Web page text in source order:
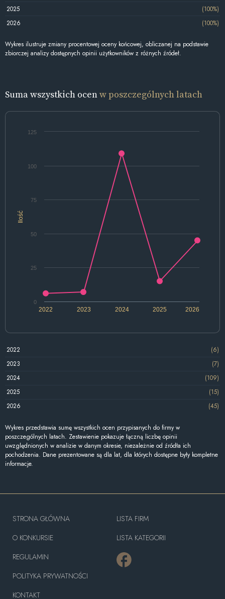
2025
(100%)
2026
(100%)
Wykres ilustruje zmiany procentowej oceny końcowej, obliczanej na podstawie
zbiorczej analizy dostępnych opinii użytkowników z różnych źródeł.
Suma wszystkich ocenw poszczególnych latach
Ilość
2022 2024 2026
2023 2025
0
25
50
75
100
125
2022
(6)
2023
(7)
2024
(109)
2025
(15)
2026
(45)
Wykres przedstawia sumę wszystkich ocen przypisanych do firmy w
poszczególnych latach. Zestawienie pokazuje łączną liczbę opinii
uwzględnionych w analizie w danym okresie, niezależnie od źródła ich
pochodzenia. Dane prezentowane są dla lat, dla których dostępne były kompletne
informacje.
STRONA GŁÓWNA
O KONKURSIE
REGULAMIN
POLITYKA PRYWATNOŚCI
KONTAKT
LISTA FIRM
LISTA KATEGORII